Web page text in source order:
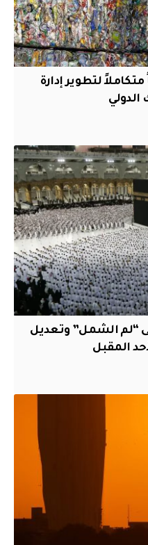
لتطوير إدارة
الدولي
“لم الشمل” وتعديل
المقبل